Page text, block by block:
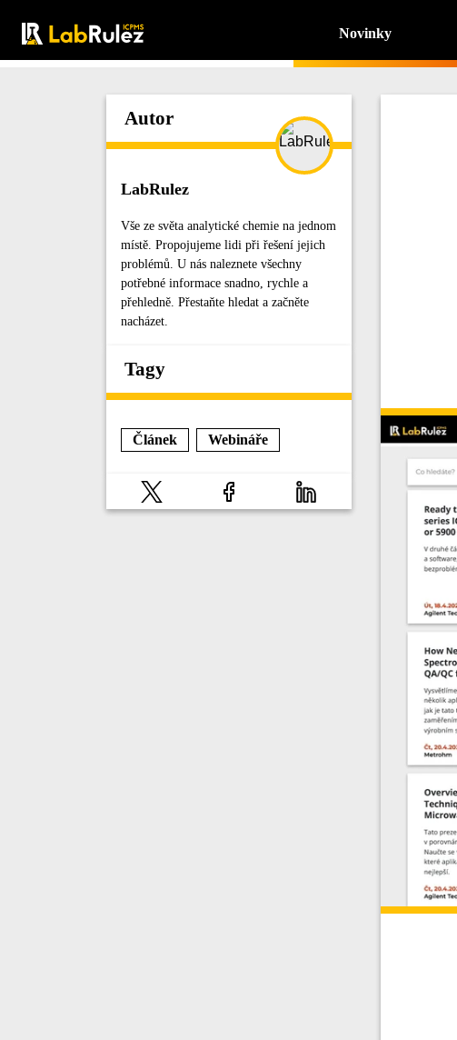
Novinky
Autor
LabRulez
Vše ze světa analytické chemie na jednom
místě. Propojujeme lidi při řešení jejich
problémů. U nás naleznete všechny
potřebné informace snadno, rychle a
přehledně. Přestaňte hledat a začněte
nacházet.
Tagy
Článek Webináře